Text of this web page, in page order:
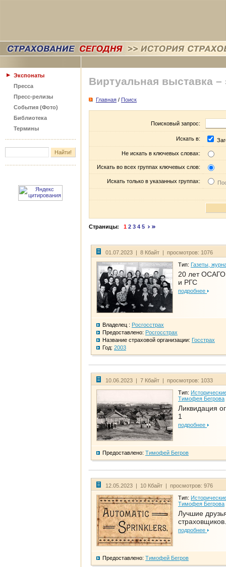
Экспонаты
Пресса
Пресс-релизы
События (Фото)
Библиотека
Термины
Виртуальная выставка –
Главная / Поиск
Поисковый запрос:
Искать в:
Не искать в ключевых словах:
Искать во всех группах ключевых слов:
Искать только в указанных группах:
Страницы: 1 2 3 4 5
01.07.2023 | 8 Кбайт | просмотров: 1076
Тип: Газеты,
20 лет
и РГС
подробнее
Владелец : Росгосстрах
Предоставлено: Росгосстрах
Название страховой организации: Госстрах
Год: 2003
10.06.2023 | 7 Кбайт | просмотров: 1033
Тип:
Тимофея Бегрова
Ликвидация
1
подробнее
Предоставлено: Тимофей Бегров
12.05.2023 | 10 Кбайт | просмотров: 976
Тип:
Тимофея Бегрова
Лучшие
подробнее
Предоставлено: Тимофей Бегров